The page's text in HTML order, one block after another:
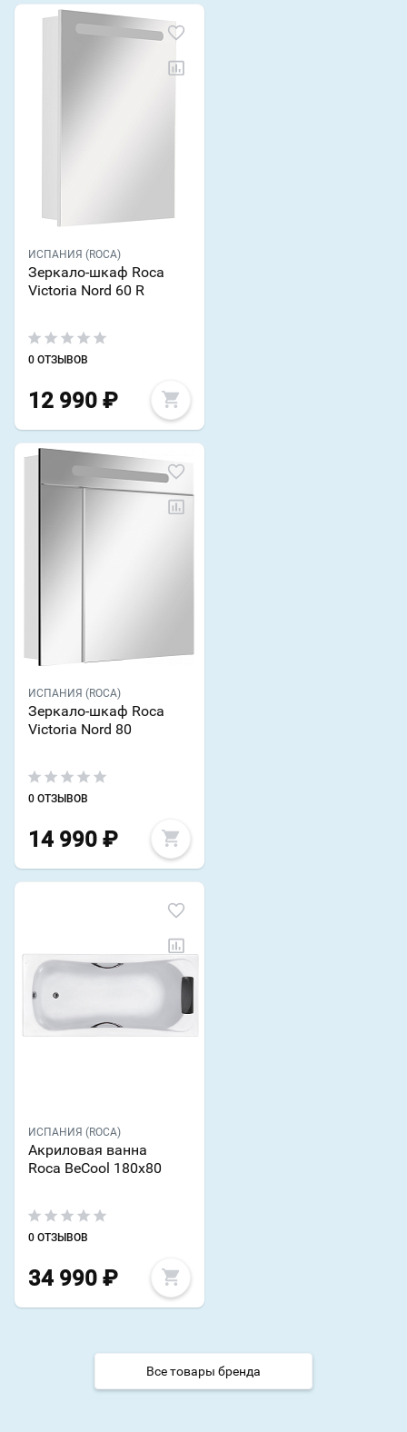
ИСПАНИЯ (ROCA)
Зеркало-шкаф Roca
Victoria Nord 60 R
0 ОТЗЫВОВ
12 990 ₽
ИСПАНИЯ (ROCA)
Зеркало-шкаф Roca
Victoria Nord 80
0 ОТЗЫВОВ
14 990 ₽
ИСПАНИЯ (ROCA)
Акриловая ванна
Roca BeCool 180x80
0 ОТЗЫВОВ
34 990 ₽
Все товары бренда